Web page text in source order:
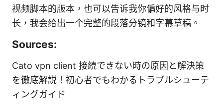
视频脚本的版本，也可以告诉我你偏好的风格与时
长，我会给出一个完整的段落分镜和字幕草稿。
Sources:
Cato vpn client 接続できない時の原因と解決策
を徹底解説！初心者でもわかるトラブルシューテ
ィングガイド